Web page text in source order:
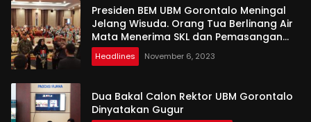
Presiden BEM UBM Gorontalo Meningal
Jelang Wisuda. Orang Tua Berlinang Air
Mata Menerima SKL dan Pemasangan
Salempang
Headlines November 6, 2023
Dua Bakal Calon Rektor UBM Gorontalo
Dinyatakan Gugur